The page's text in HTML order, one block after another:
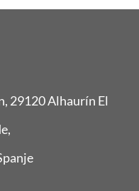
29120 Alhaurín El